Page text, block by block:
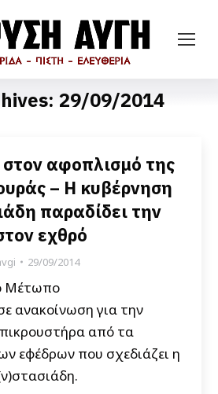
29/09/2014
αφοπλισμό της
– Η κυβέρνηση
παραδίδει την
εχθρό
29/09/2014
Μέτωπο
ανακοίνωση για την
από τα
εφέδρων που σχεδιάζει η